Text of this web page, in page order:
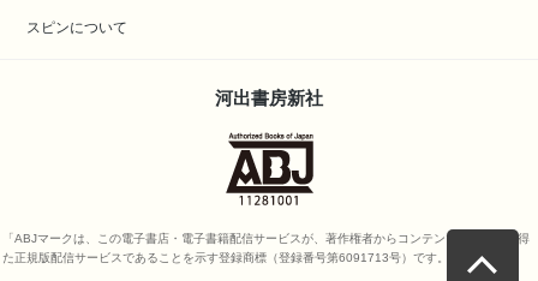
スピンについて
河出書房新社
「ABJマークは、この電子書店・電子書籍配信サービスが、著作権者からコンテンツ使用許諾を得
た正規版配信サービスであることを示す登録商標（登録番号第6091713号）です。」